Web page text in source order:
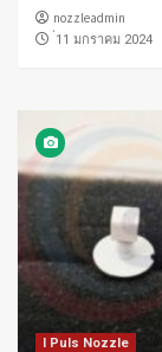
nozzleadmin
่11 มกราคม 2024
I Puls Nozzle